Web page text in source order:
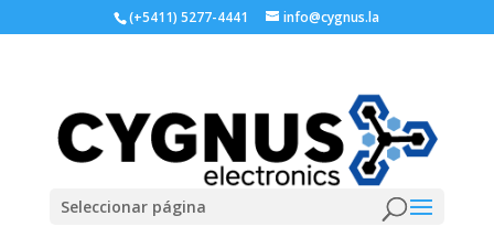
(+5411) 5277-4441 info@cygnus.la
Seleccionar página